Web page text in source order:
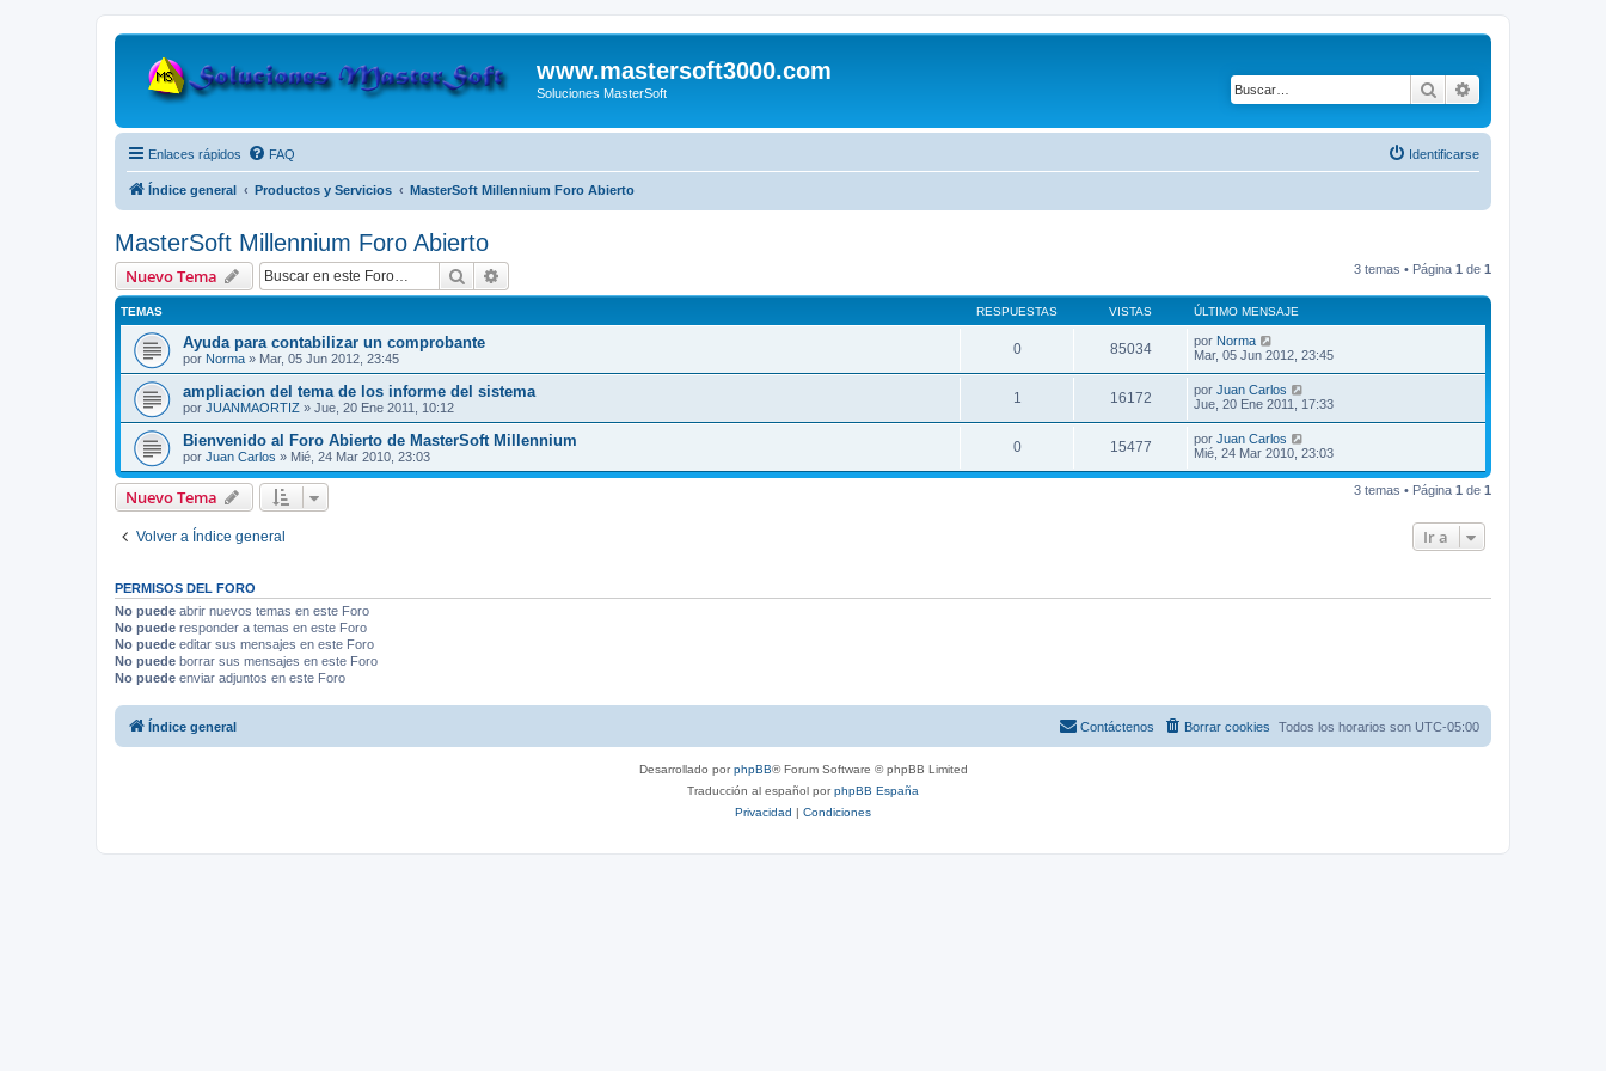
www.mastersoft3000.com
Soluciones MasterSoft Buscar
Enlaces rápidos FAQ Identificarse
Índice general Productos y Servicios MasterSoft Millennium Foro Abierto
MasterSoft Millennium Foro Abierto
Nuevo Tema Buscar 3 temas • Página 1 de 1
TEMAS RESPUESTAS VISTAS ÚLTIMO MENSAJE
Ayuda para contabilizar un comprobante
por Norma » Mar, 05 Jun 2012, 23:45
0 85034 por Norma
Mar, 05 Jun 2012, 23:45
ampliacion del tema de los informe del sistema
por JUANMAORTIZ » Jue, 20 Ene 2011, 10:12
1 16172 por Juan Carlos
Jue, 20 Ene 2011, 17:33
Bienvenido al Foro Abierto de MasterSoft Millennium
por Juan Carlos » Mié, 24 Mar 2010, 23:03
0 15477 por Juan Carlos
Mié, 24 Mar 2010, 23:03
Nuevo Tema 3 temas • Página 1 de 1
Volver a Índice general Ir a
PERMISOS DEL FORO
No puede abrir nuevos temas en este Foro
No puede responder a temas en este Foro
No puede editar sus mensajes en este Foro
No puede borrar sus mensajes en este Foro
No puede enviar adjuntos en este Foro
Índice general Todos los horarios son UTC-05:00
Borrar cookies
Contáctenos
Desarrollado porphpBB® Forum Software © phpBB Limited
Traducción al español porphpBB España
Privacidad | Condiciones